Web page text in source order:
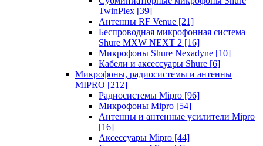
TwinPlex [39]
Антенны RF Venue [21]
Беспроводная микрофонная система
Shure MXW NEXT 2 [16]
Микрофоны Shure Nexadyne [10]
Кабели и аксессуары Shure [6]
Микрофоны, радиосистемы и антенны
MIPRO [212]
Радиосистемы Mipro [96]
Микрофоны Mipro [54]
Антенны и антенные усилители Mipro
[16]
Аксессуары Mipro [44]